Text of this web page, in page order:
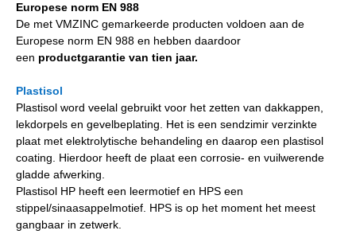
Europese norm EN 988
De met VMZINC gemarkeerde producten voldoen aan de
Europese norm EN 988 en hebben daardoor
een productgarantie van tien jaar.
Plastisol
Plastisol word veelal gebruikt voor het zetten van dakkappen,
lekdorpels en gevelbeplating. Het is een sendzimir verzinkte
plaat met elektrolytische behandeling en daarop een plastisol
coating. Hierdoor heeft de plaat een corrosie- en vuilwerende
gladde afwerking.
Plastisol HP heeft een leermotief en HPS een
stippel/sinaasappelmotief. HPS is op het moment het meest
gangbaar in zetwerk.